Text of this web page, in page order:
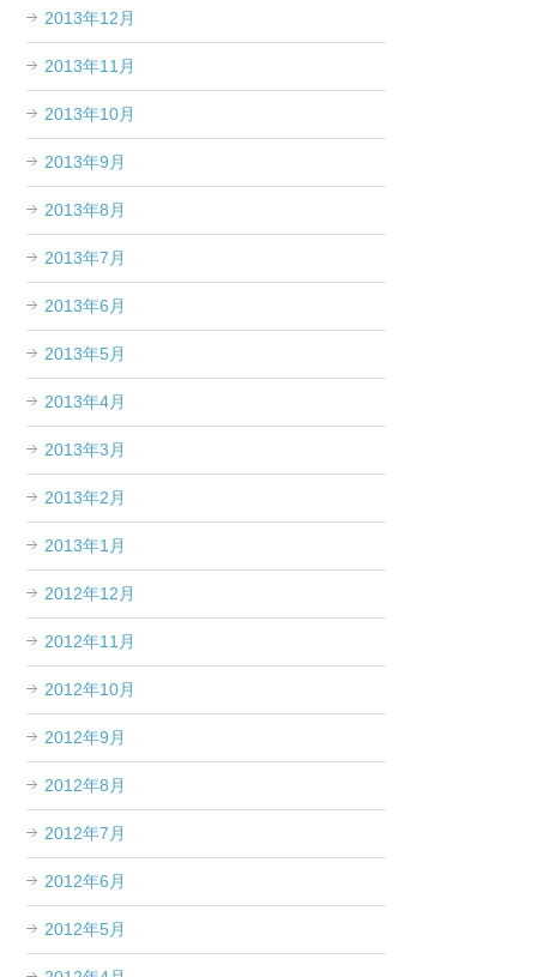
2013年12月
2013年11月
2013年10月
2013年9月
2013年8月
2013年7月
2013年6月
2013年5月
2013年4月
2013年3月
2013年2月
2013年1月
2012年12月
2012年11月
2012年10月
2012年9月
2012年8月
2012年7月
2012年6月
2012年5月